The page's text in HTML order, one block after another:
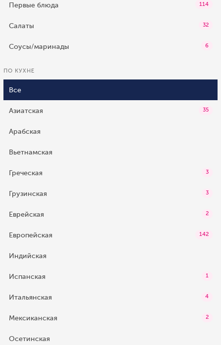
Первые блюда 114
Салаты 32
Соусы/маринады 6
ПО КУХНЕ
Все
Азиатская 35
Арабская
Вьетнамская
Греческая 3
Грузинская 3
Еврейская 2
Европейская 142
Индийская
Испанская 1
Итальянская 4
Мексиканская 2
Осетинская